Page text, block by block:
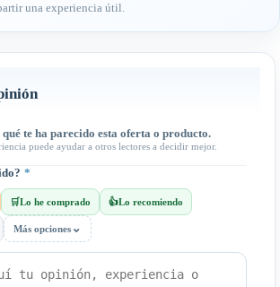
una experiencia útil.
qué te ha parecido esta oferta o producto.
puede ayudar a otros lectores a decidir mejor.
*
🛒Lo he comprado 👍Lo recomiendo
Más opciones ⌄